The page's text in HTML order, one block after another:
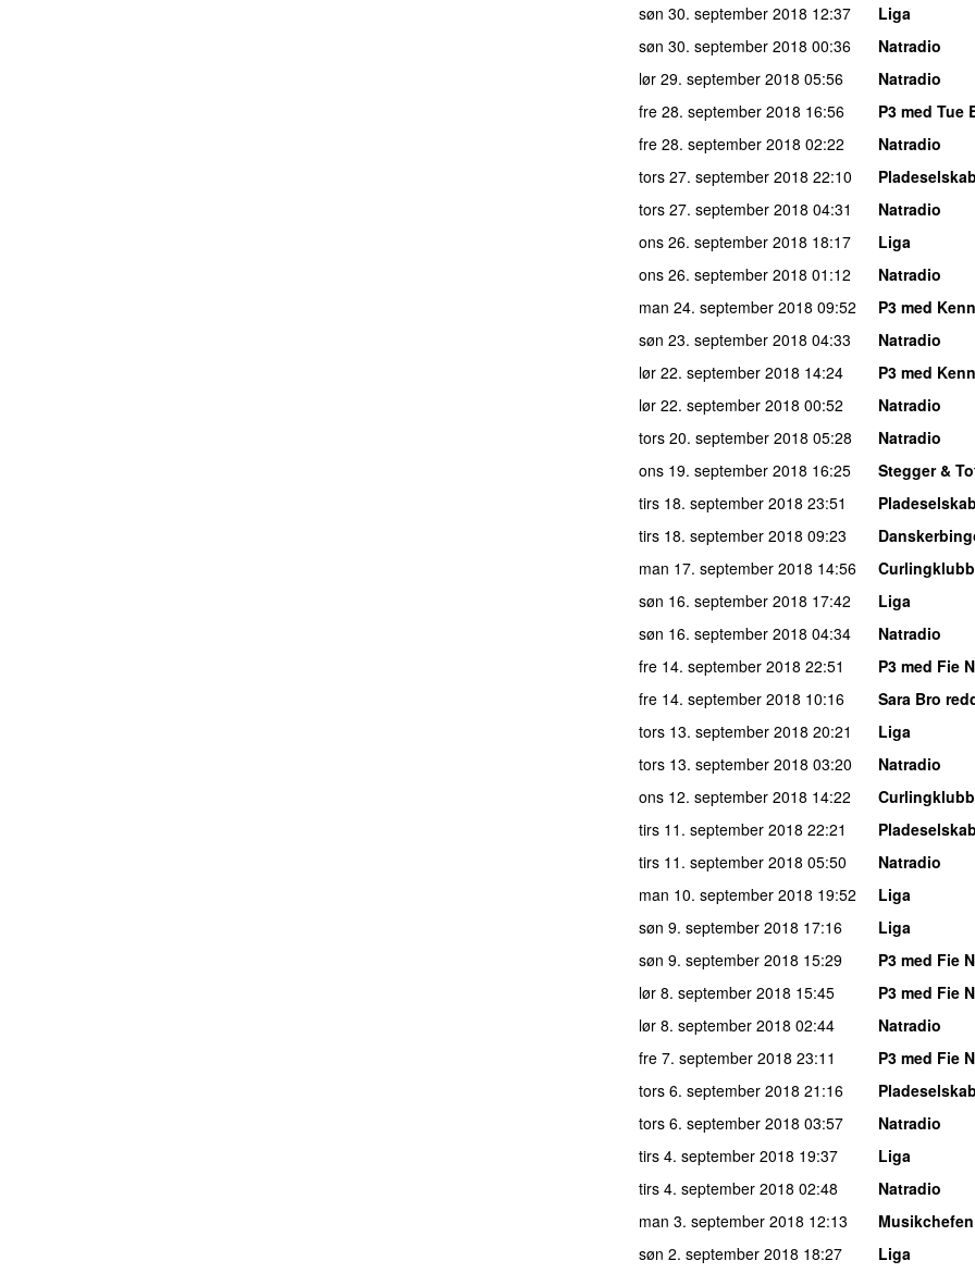
søn 30. september 2018 12:37
Liga
søn 30. september 2018 00:36
Natradio
lør 29. september 2018 05:56
Natradio
fre 28. september 2018 16:56
P3 med Tue
fre 28. september 2018 02:22
Natradio
tors 27. september 2018 22:10
tors 27. september 2018 04:31
Natradio
ons 26. september 2018 18:17
Liga
ons 26. september 2018 01:12
Natradio
man 24. september 2018 09:52
P3 med
søn 23. september 2018 04:33
Natradio
lør 22. september 2018 14:24
P3 med
lør 22. september 2018 00:52
Natradio
tors 20. september 2018 05:28
Natradio
ons 19. september 2018 16:25
Stegger &
tirs 18. september 2018 23:51
tirs 18. september 2018 09:23
man 17. september 2018 14:56
søn 16. september 2018 17:42
Liga
søn 16. september 2018 04:34
Natradio
fre 14. september 2018 22:51
P3 med Fie
fre 14. september 2018 10:16
Sara Bro
tors 13. september 2018 20:21
Liga
tors 13. september 2018 03:20
Natradio
ons 12. september 2018 14:22
tirs 11. september 2018 22:21
tirs 11. september 2018 05:50
Natradio
man 10. september 2018 19:52
Liga
søn 9. september 2018 17:16
Liga
søn 9. september 2018 15:29
P3 med Fie
lør 8. september 2018 15:45
P3 med Fie
lør 8. september 2018 02:44
Natradio
fre 7. september 2018 23:11
P3 med Fie
tors 6. september 2018 21:16
tors 6. september 2018 03:57
Natradio
tirs 4. september 2018 19:37
Liga
tirs 4. september 2018 02:48
Natradio
man 3. september 2018 12:13
Musikchefen
søn 2. september 2018 18:27
Liga